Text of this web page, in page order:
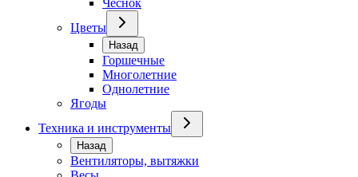
Чеснок
Цветы
Назад
Горшечные
Многолетние
Однолетние
Ягоды
Техника и инструменты
Назад
Вентиляторы, вытяжки